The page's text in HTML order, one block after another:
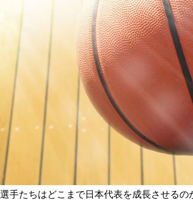
選手たちはどこまで日本代表を成長させる